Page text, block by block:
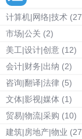
计算机|网络|技术
市场|公关 (2)
美工|设计|创意 (12)
会计|财务|出纳 (2)
咨询|翻译|法律 (5)
文体|影视|媒体 (1)
贸易|物流|采购 (10)
建筑|房地产|物业